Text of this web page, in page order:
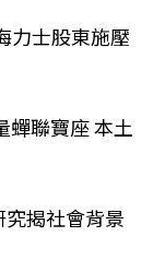
力士股東施壓
蟬聯寶座 本土
揭社會背景